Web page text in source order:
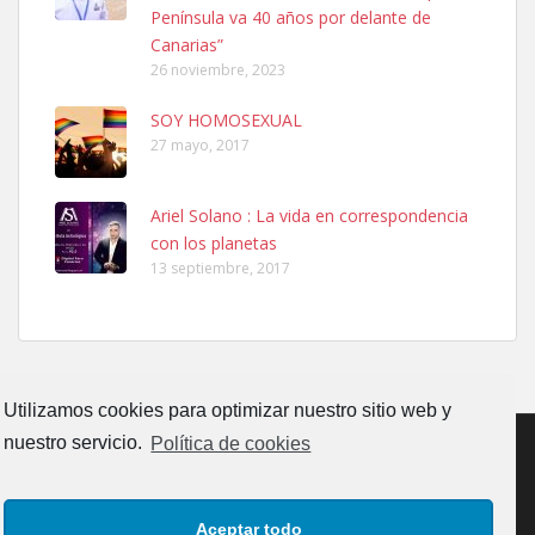
Utilizamos cookies para optimizar nuestro sitio web y
nuestro servicio. Política de cookies
Aceptar todo
Leales.org » Gran Canaria
6.7.2025
Adopcion
Busco casa de acogida para mi perrita ya que por temas de trabajo
no la puedo tener. Solo gente r...
Gata joven encontrada
Gata joven encontrada en zona calle San Bernardo de Las Palmas
Península va 40 años por delante de
Canarias”
26 noviembre, 2023
SOY HOMOSEXUAL
27 mayo, 2017
Ariel Solano : La vida en correspondencia
con los planetas
13 septiembre, 2017